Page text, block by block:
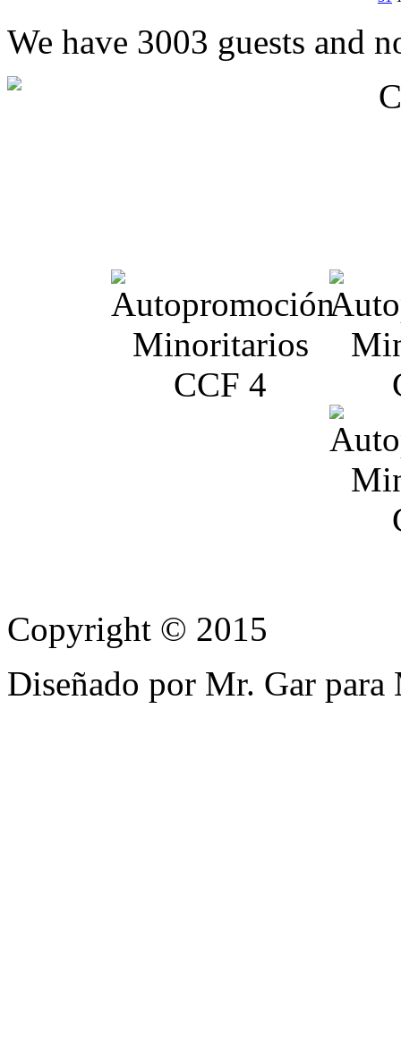
We have 3003 guests and
Copyright © 2015
Diseñado por Mr. Gar